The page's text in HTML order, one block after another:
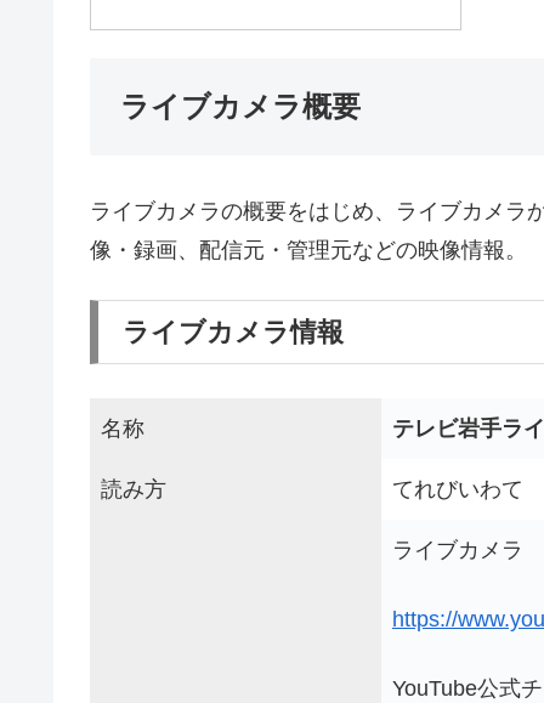
ライブカメラ概要
ライブカメラの概要をはじめ、ライブカメラ
像・録画、配信元・管理元などの映像情報。
ライブカメラ情報
名称 テレビ岩手ラ
読み方 てれびいわて
ライブカメラ
https://
YouTube公式